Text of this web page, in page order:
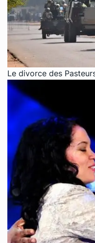
Le divorce des